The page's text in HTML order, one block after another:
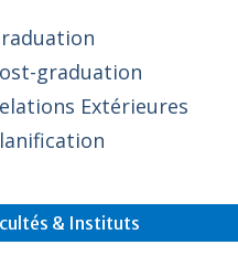
graduation
Extérieures
& Instituts